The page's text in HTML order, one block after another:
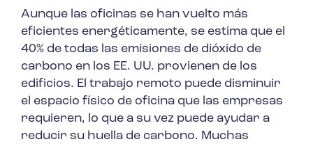
Aunque las oficinas se han vuelto más
eficientes energéticamente, se estima que el
40% de todas las emisiones de dióxido de
carbono en los EE. UU. provienen de los
edificios. El trabajo remoto puede disminuir
el espacio físico de oficina que las empresas
requieren, lo que a su vez puede ayudar a
reducir su huella de carbono. Muchas